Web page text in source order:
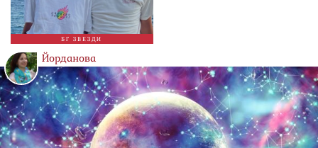
БГ ЗВЕЗДИ
Йорданова